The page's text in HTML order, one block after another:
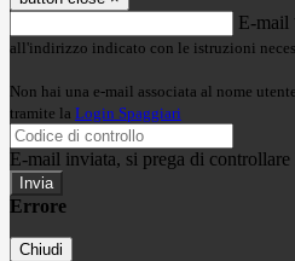
E-mail
all'indirizzo indicato con le istruzioni
Non hai una e-mail associata al nome
tramite la Login Spaggiari
E-mail inviata, si prega di
Errore
Chiudi